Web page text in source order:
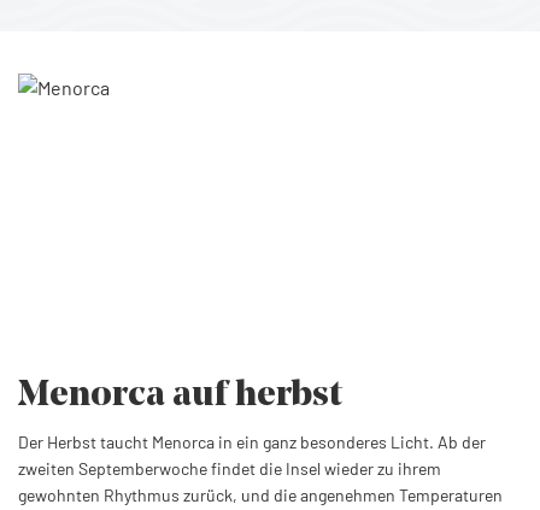
Menorca auf herbst
Der Herbst taucht Menorca in ein ganz besonderes Licht. Ab der
zweiten Septemberwoche findet die Insel wieder zu ihrem
gewohnten Rhythmus zurück, und die angenehmen Temperaturen